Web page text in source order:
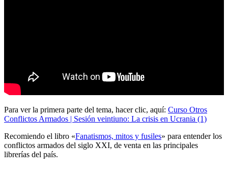
Para ver la primera parte del tema, hacer clic, aquí: Curso Otros
Conflictos Armados | Sesión veintiuno: La crisis en Ucrania (1)
Recomiendo el libro «Fanatismos, mitos y fusiles» para entender los
conflictos armados del siglo XXI, de venta en las principales
librerías del país.